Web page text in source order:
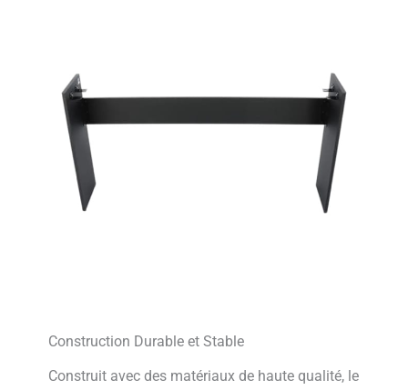
Construction Durable et Stable
Construit avec des matériaux de haute qualité, le